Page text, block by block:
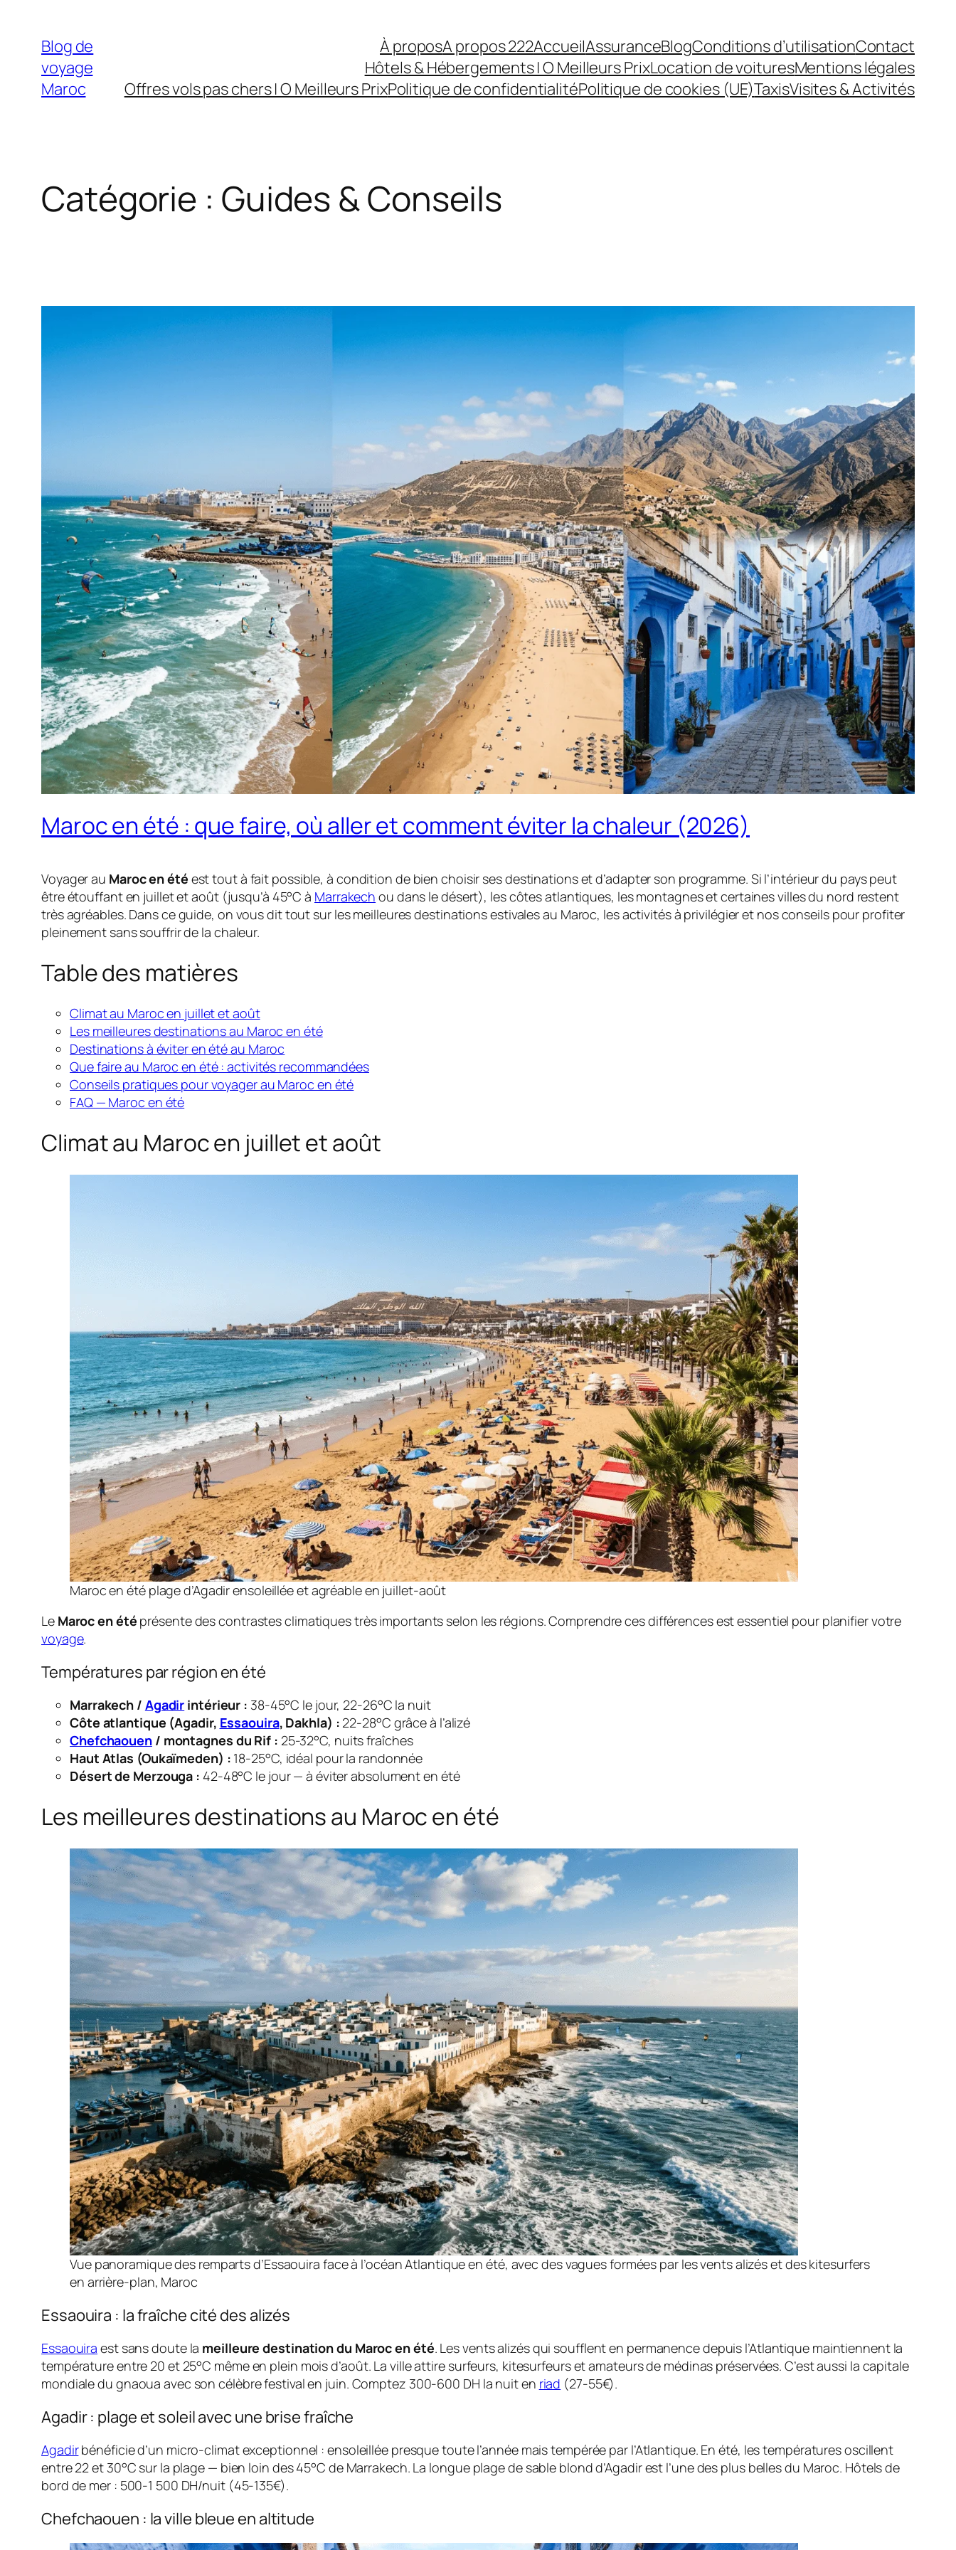
contenu
Blog de
voyage
Maroc
À proposA propos 222AccueilAssuranceBlogConditions d’utilisationContact
Hôtels & Hébergements | O Meilleurs PrixLocation de voituresMentions légales
Offres vols pas chers | O Meilleurs PrixPolitique de confidentialitéPolitique de cookies (UE)TaxisVisites & Activités
Catégorie : Guides & Conseils
Maroc en été : que faire, où aller et comment éviter la chaleur (2026)
Voyager au Maroc en été est tout à fait possible, à condition de bien choisir ses destinations et d’adapter son programme. Si l’intérieur du pays peut
être étouffant en juillet et août (jusqu’à 45°C à Marrakech ou dans le désert), les côtes atlantiques, les montagnes et certaines villes du nord restent
très agréables. Dans ce guide, on vous dit tout sur les meilleures destinations estivales au Maroc, les activités à privilégier et nos conseils pour profiter
pleinement sans souffrir de la chaleur.
Table des matières
Climat au Maroc en juillet et août
Les meilleures destinations au Maroc en été
Destinations à éviter en été au Maroc
Que faire au Maroc en été : activités recommandées
Conseils pratiques pour voyager au Maroc en été
FAQ — Maroc en été
Climat au Maroc en juillet et août
Maroc en été plage d’Agadir ensoleillée et agréable en juillet-août
Le Maroc en été présente des contrastes climatiques très importants selon les régions. Comprendre ces différences est essentiel pour planifier votre
voyage.
Températures par région en été
Marrakech / Agadir intérieur : 38-45°C le jour, 22-26°C la nuit
Côte atlantique (Agadir, Essaouira, Dakhla) : 22-28°C grâce à l’alizé
Chefchaouen/ montagnes du Rif : 25-32°C, nuits fraîches
Haut Atlas (Oukaïmeden) : 18-25°C, idéal pour la randonnée
Désert de Merzouga : 42-48°C le jour — à éviter absolument en été
Les meilleures destinations au Maroc en été
Vue panoramique des remparts d’Essaouira face à l’océan Atlantique en été, avec des vagues formées par les vents alizés et des kitesurfers
en arrière-plan, Maroc
Essaouira : la fraîche cité des alizés
Essaouira est sans doute la meilleure destination du Maroc en été. Les vents alizés qui soufflent en permanence depuis l’Atlantique maintiennent la
température entre 20 et 25°C même en plein mois d’août. La ville attire surfeurs, kitesurfeurs et amateurs de médinas préservées. C’est aussi la capitale
mondiale du gnaoua avec son célèbre festival en juin. Comptez 300-600 DH la nuit en riad (27-55€).
Agadir : plage et soleil avec une brise fraîche
Agadirbénéficie d’un micro-climat exceptionnel : ensoleillée presque toute l’année mais tempérée par l’Atlantique. En été, les températures oscillent
entre 22 et 30°C sur la plage — bien loin des 45°C de Marrakech. La longue plage de sable blond d’Agadir est l’une des plus belles du Maroc. Hôtels de
bord de mer : 500-1 500 DH/nuit (45-135€).
Chefchaouen : la ville bleue en altitude